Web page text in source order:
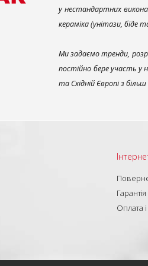
у нестандартних
кераміка (унітази, біде
Ми задаємо тренди,
постійно бере участь у
та Східній Європі з
Оплата